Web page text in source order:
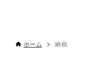
ホーム 納税